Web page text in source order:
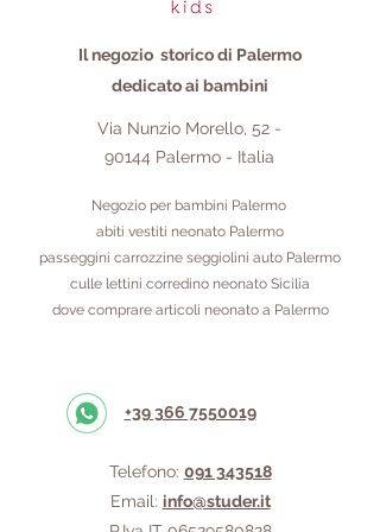
costruire fiducia e rassicurare i tuoi
clienti che possono acquistare da te
in tutta sicurezza.
Il negozio storico di Palermo
dedicato ai bambini
Via Nunzio Morello, 52 -
90144 Palermo - Italia
Negozio per bambini Palermo
abiti vestiti neonato Palermo
passeggini carrozzine seggiolini auto Palermo
culle lettini corredino neonato Sicilia
dove comprare articoli neonato a Palermo
+39 366 7550019
Telefono: 091 343518
Email: info@studer.it